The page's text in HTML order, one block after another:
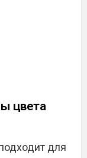
цвета
для